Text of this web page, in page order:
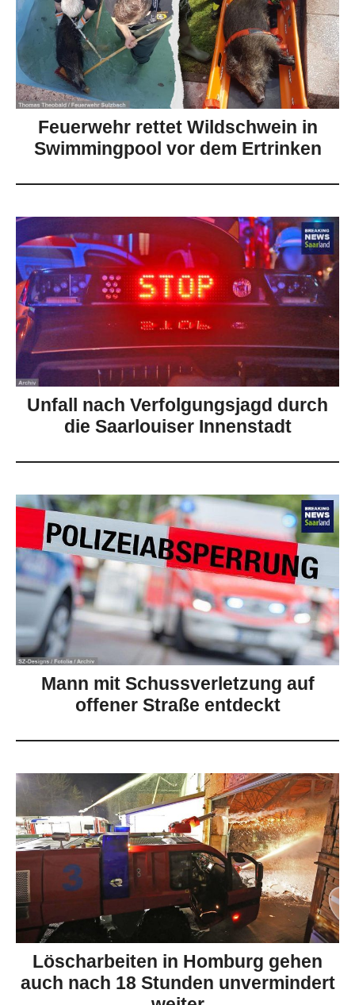
Feuerwehr rettet Wildschwein in
Swimmingpool vor dem Ertrinken
Unfall nach Verfolgungsjagd durch
die Saarlouiser Innenstadt
Mann mit Schussverletzung auf
offener Straße entdeckt
Löscharbeiten in Homburg gehen
auch nach 18 Stunden unvermindert